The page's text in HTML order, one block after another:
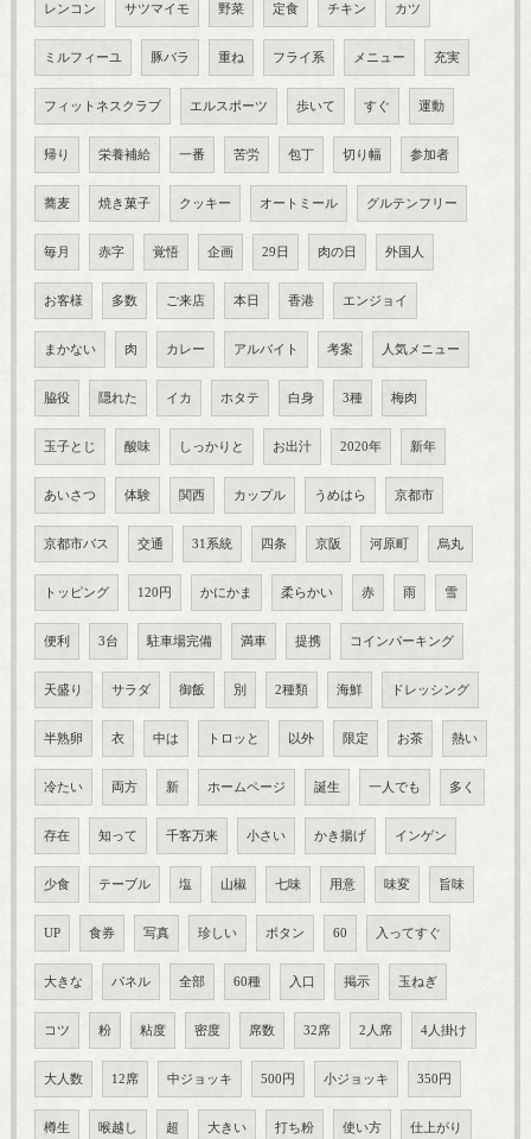
レンコン サツマイモ 野菜 定食 チキン カツ
ミルフィーユ 豚バラ 重ね フライ系 メニュー 充実
フィットネスクラブ エルスポーツ 歩いて すぐ 運動
帰り 栄養補給 一番 苦労 包丁 切り幅 参加者
蕎麦 焼き菓子 クッキー オートミール グルテンフリー
毎月 赤字 覚悟 企画 29日 肉の日 外国人
お客様 多数 ご来店 本日 香港 エンジョイ
まかない 肉 カレー アルバイト 考案 人気メニュー
脇役 隠れた イカ ホタテ 白身 3種 梅肉
玉子とじ 酸味 しっかりと お出汁 2020年 新年
あいさつ 体験 関西 カップル うめはら 京都市
京都市バス 交通 31系統 四条 京阪 河原町 烏丸
トッピング 120円 かにかま 柔らかい 赤 雨 雪
便利 3台 駐車場完備 満車 提携 コインパーキング
天盛り サラダ 御飯 別 2種類 海鮮 ドレッシング
半熟卵 衣 中は トロッと 以外 限定 お茶 熱い
冷たい 両方 新 ホームページ 誕生 一人でも 多く
存在 知って 千客万来 小さい かき揚げ インゲン
少食 テーブル 塩 山椒 七味 用意 味変 旨味
UP 食券 写真 珍しい ボタン 60 入ってすぐ
大きな パネル 全部 60種 入口 掲示 玉ねぎ
コツ 粉 粘度 密度 席数 32席 2人席 4人掛け
大人数 12席 中ジョッキ 500円 小ジョッキ 350円
樽生 喉越し 超 大きい 打ち粉 使い方 仕上がり